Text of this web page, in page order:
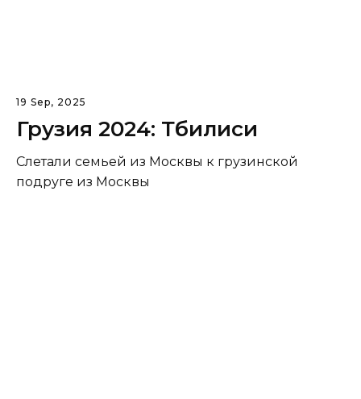
19 Sep, 2025
Грузия 2024: Тбилиси
Слетали семьей из Москвы к грузинской
подруге из Москвы